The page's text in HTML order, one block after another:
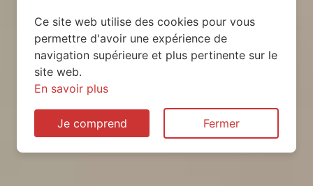
Ce site web utilise des cookies pour vous
permettre d'avoir une expérience de
navigation supérieure et plus pertinente sur le
site web.
En savoir plus
Je comprend Fermer